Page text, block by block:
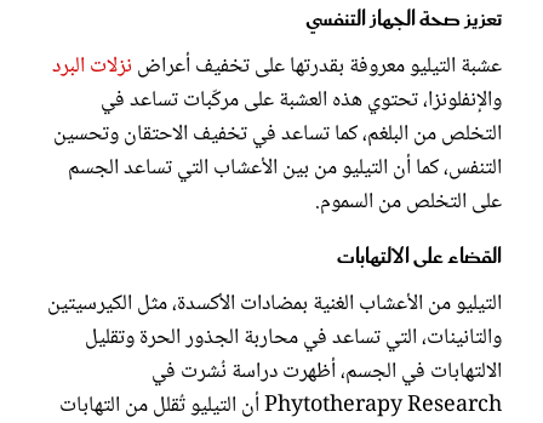
تعزيز صحة الجهاز التنفسي
عشبة التيليو معروفة بقدرتها على تخفيف أعراض نزلات البرد
والإنفلونزا، تحتوي هذه العشبة على مركّبات تساعد في
التخلص من البلغم، كما تساعد في تخفيف الاحتقان وتحسين
التنفس، كما أن التيليو من بين الأعشاب التي تساعد الجسم
على التخلص من السموم.
القضاء على الالتهابات
التيليو من الأعشاب الغنية بمضادات الأكسدة، مثل الكيرسيتين
والتانينات، التي تساعد في محاربة الجذور الحرة وتقليل
الالتهابات في الجسم، أظهرت دراسة نُشرت في
Phytotherapy Research أن التيليو تُقلل من التهابات